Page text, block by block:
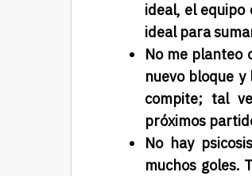
ideal, el
ideal para
No me planteo
nuevo bloque
compite; tal
próximos
No hay
muchos goles.